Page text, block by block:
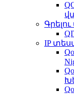
IP